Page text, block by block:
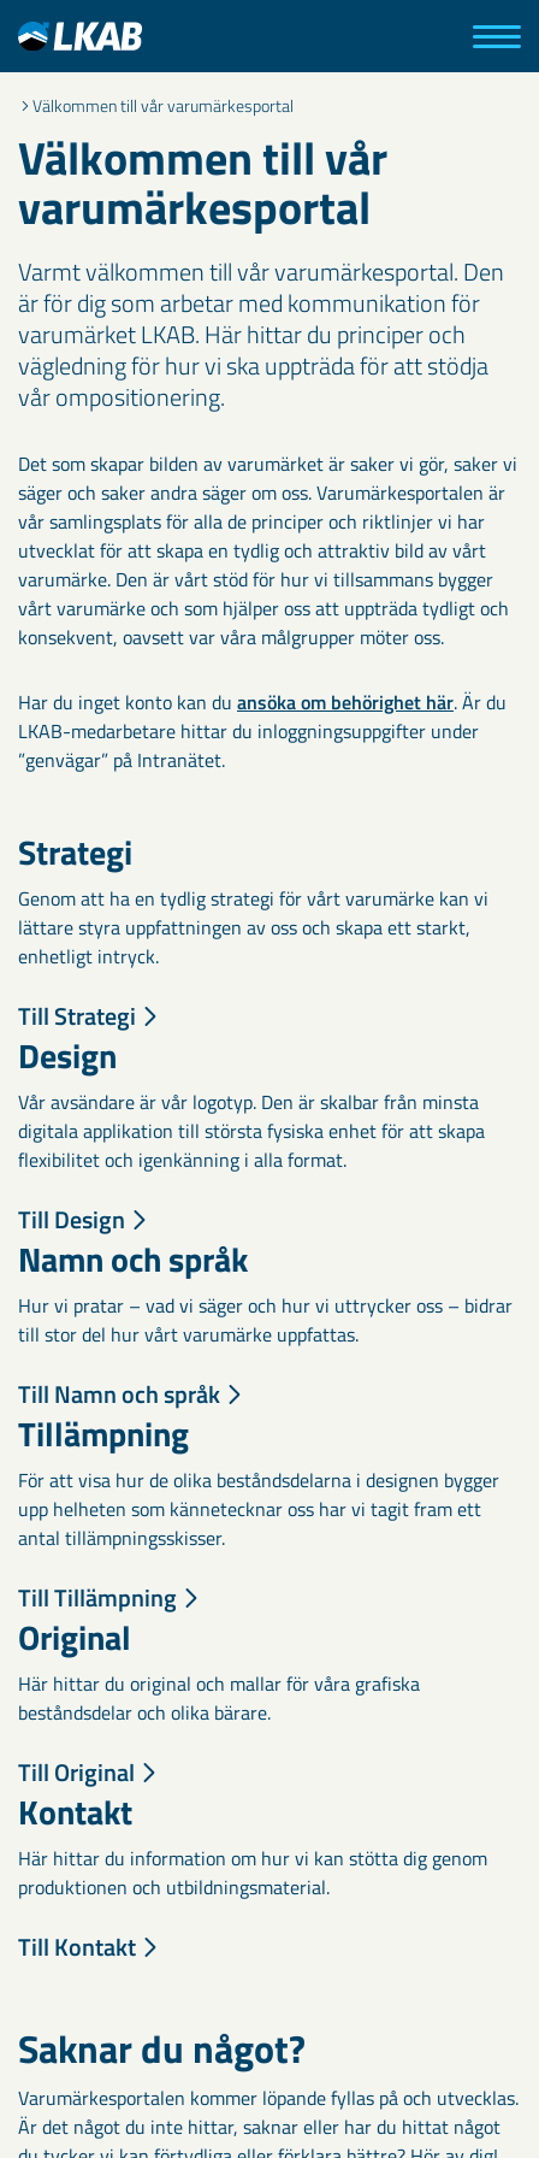
Välkommen till vår varumärkesportal
Välkommen till vår
varumärkesportal
Varmt välkommen till vår varumärkesportal. Den
är för dig som arbetar med kommunikation för
varumärket LKAB. Här hittar du principer och
vägledning för hur vi ska uppträda för att stödja
vår ompositionering.
Det som skapar bilden av varumärket är saker vi gör, saker vi
säger och saker andra säger om oss. Varumärkesportalen är
vår samlingsplats för alla de principer och riktlinjer vi har
utvecklat för att skapa en tydlig och attraktiv bild av vårt
varumärke. Den är vårt stöd för hur vi tillsammans bygger
vårt varumärke och som hjälper oss att uppträda tydligt och
konsekvent, oavsett var våra målgrupper möter oss.
Har du inget konto kan du ansöka om behörighet här. Är du
LKAB-medarbetare hittar du inloggningsuppgifter under
”genvägar” på Intranätet.
Strategi
Genom att ha en tydlig strategi för vårt varumärke kan vi
lättare styra uppfattningen av oss och skapa ett starkt,
enhetligt intryck.
Till Strategi
Design
Vår avsändare är vår logotyp. Den är skalbar från minsta
digitala applikation till största fysiska enhet för att skapa
flexibilitet och igenkänning i alla format.
Till Design
Namn och språk
Hur vi pratar – vad vi säger och hur vi uttrycker oss – bidrar
till stor del hur vårt varumärke uppfattas.
Till Namn och språk
Tillämpning
För att visa hur de olika beståndsdelarna i designen bygger
upp helheten som kännetecknar oss har vi tagit fram ett
antal tillämpningsskisser.
Till Tillämpning
Original
Här hittar du original och mallar för våra grafiska
beståndsdelar och olika bärare.
Till Original
Kontakt
Här hittar du information om hur vi kan stötta dig genom
produktionen och utbildningsmaterial.
Till Kontakt
Saknar du något?
Varumärkesportalen kommer löpande fyllas på och utvecklas.
Är det något du inte hittar, saknar eller har du hittat något